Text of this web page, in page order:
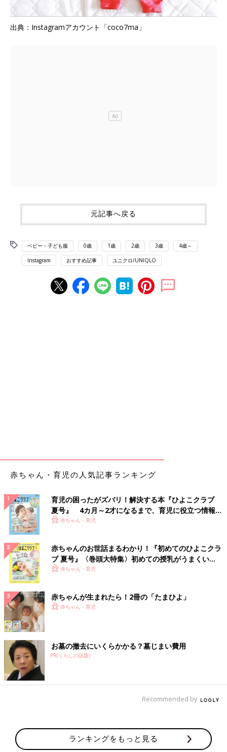
出典：Instagramアカウント「coco7ma」
元記事へ戻る
ベビー・子ども服 0歳 1歳 2歳 3歳 4歳～
Instagram おすすめ記事 ユニクロ/UNIQLO
赤ちゃん・育児の人気記事ランキング
育児の困ったがズバリ！解決する本『ひよこクラブ
夏号』 4カ月～2才になるまで、育児に役立つ情報が
いっぱい！
赤ちゃん・育児
赤ちゃんのお世話まるわかり！『初めてのひよこクラ
ブ 夏号』〈巻頭大特集〉初めての授乳がうまくい
く！ おっぱい・ミルクの基本と夏のトラブル 解決テ
赤ちゃん・育児
赤ちゃんが生まれたら！2冊の「たまひよ」
赤ちゃん・育児
お墓の撤去にいくらかかる？墓じまい費用
PR(くらしの話題)
Recommended by
ランキングをもっと見る